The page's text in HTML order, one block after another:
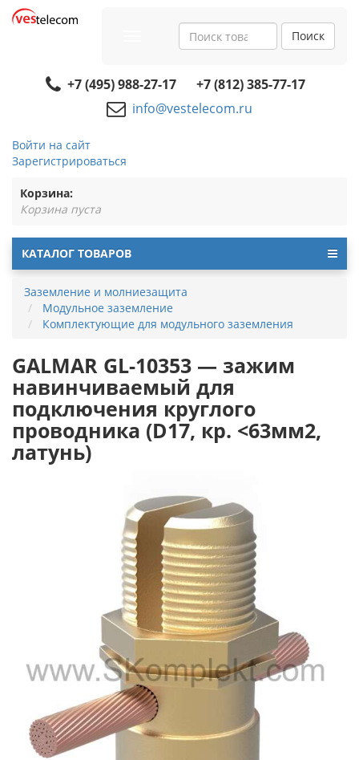
navigation
Поиск
+7 (495) 988-27-17
+7 (812) 385-77-17
info@vestelecom.ru
Войти на сайт
Зарегистрироваться
Корзина:
Корзина пуста
КАТАЛОГ ТОВАРОВ
Заземление и молниезащита
Модульное заземление
Комплектующие для модульного заземления
GALMAR GL-10353 — зажим
навинчиваемый для
подключения круглого
проводника (D17, кр. <63мм2,
латунь)